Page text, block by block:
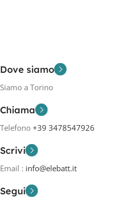
Dove siamo
Siamo a Torino
Chiama
Telefono +39 3478547926
Scrivi
Email : info@elebatt.it
Segui